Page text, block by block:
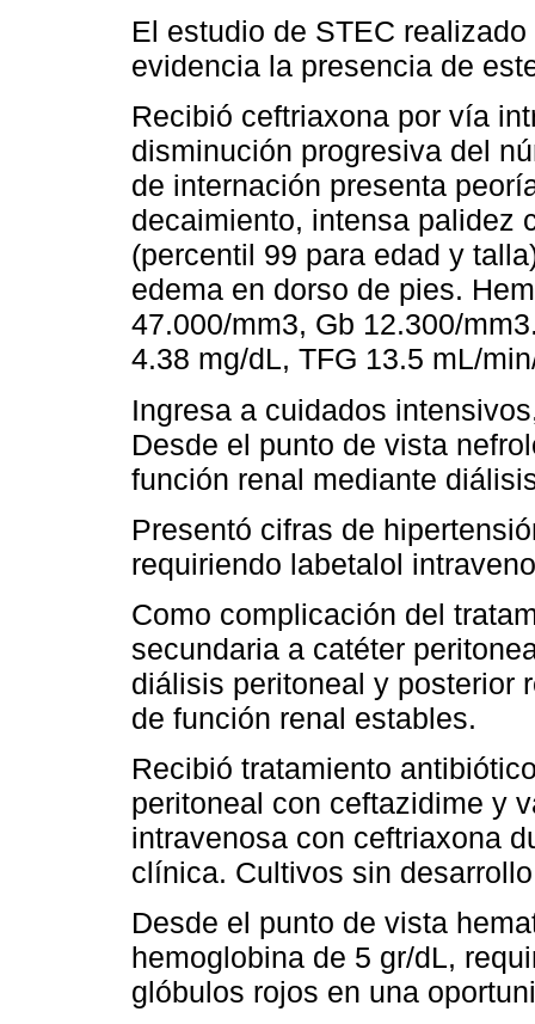
El estudio de STEC
evidencia la presencia de
Recibió ceftriaxona por vía
disminución progresiva del
de internación presenta
decaimiento, intensa palidez
(percentil 99 para edad y
edema en dorso de pies.
47.000/mm3, Gb 12.300/
4.38 mg/dL, TFG 13.5 mL/
Ingresa a cuidados
Desde el punto de vista
función renal mediante
Presentó cifras de
requiriendo labetalol
Como complicación del
secundaria a catéter
diálisis peritoneal y posterior
de función renal estables.
Recibió tratamiento
peritoneal con ceftazidime y
intravenosa con ceftriaxona
clínica. Cultivos sin
Desde el punto de vista
hemoglobina de 5 gr/dL,
glóbulos rojos en una